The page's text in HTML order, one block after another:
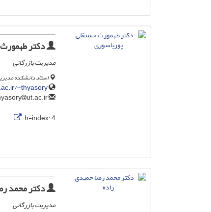
دکتر
مدیریت بازرگانی
استاد دانشکده
~thyasory
ut.ac.ir
h-index:4
دکتر محمد
مدیریت بازرگانی